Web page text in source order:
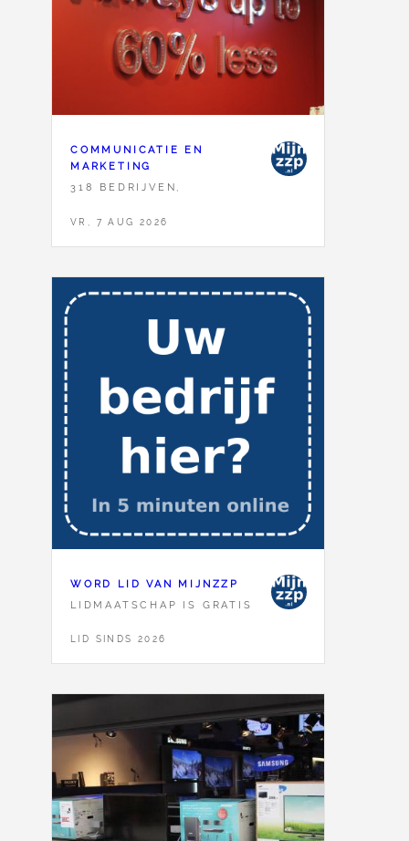
COMMUNICATIE EN
MARKETING
318 BEDRIJVEN,
VR, 7 AUG 2026
WORD LID VAN MIJNZZP
LIDMAATSCHAP IS GRATIS
LID SINDS 2026